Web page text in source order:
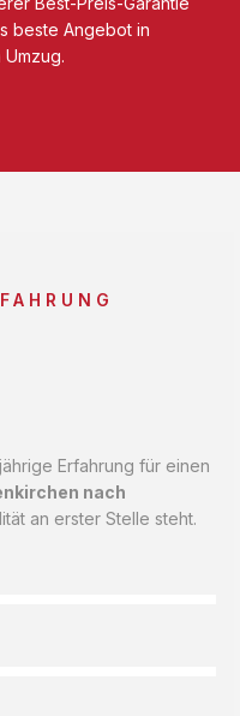
beste Angebot in
Erfahrung für einen
nach
an erster Stelle steht.